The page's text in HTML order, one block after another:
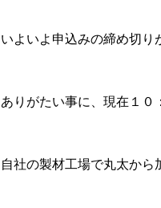
いよいよ申込みの締め切り
ありがたい事に、現在１０
自社の製材工場で丸太から